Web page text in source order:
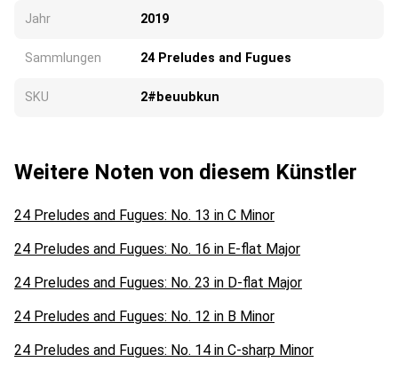
Jahr 2019
Sammlungen 24 Preludes and Fugues
SKU 2#beuubkun
Weitere Noten von diesem Künstler
24 Preludes and Fugues: No. 13 in C Minor
24 Preludes and Fugues: No. 16 in E-flat Major
24 Preludes and Fugues: No. 23 in D-flat Major
24 Preludes and Fugues: No. 12 in B Minor
24 Preludes and Fugues: No. 14 in C-sharp Minor